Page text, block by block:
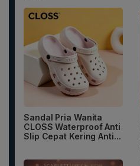
Sandal Pria Wanita
CLOSS Waterproof Anti
Slip Cepat Kering Anti...